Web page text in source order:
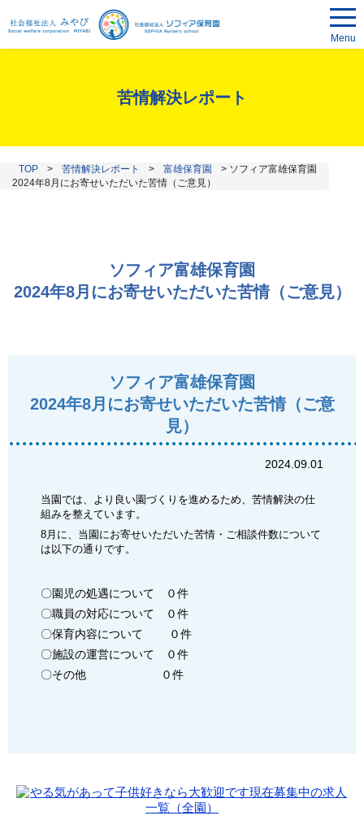
Menu
苦情解決レポート
TOP > 苦情解決レポート > 富雄保育園 > ソフィア富雄保育園
2024年8月にお寄せいただいた苦情（ご意見）
ソフィア富雄保育園
2024年8月にお寄せいただいた苦情（ご意見）
ソフィア富雄保育園
2024年8月にお寄せいただいた苦情（ご意
見）
2024.09.01
当園では、より良い園づくりを進めるため、苦情解決の仕
組みを整えています。
8月に、当園にお寄せいただいた苦情・ご相談件数について
は以下の通りです。
〇園児の処遇について ０件
〇職員の対応について ０件
〇保育内容について ０件
〇施設の運営について ０件
〇その他 ０件